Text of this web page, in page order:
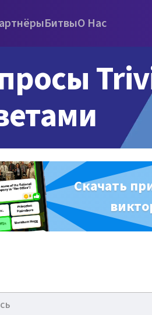
БитвыО Нас
Скачать